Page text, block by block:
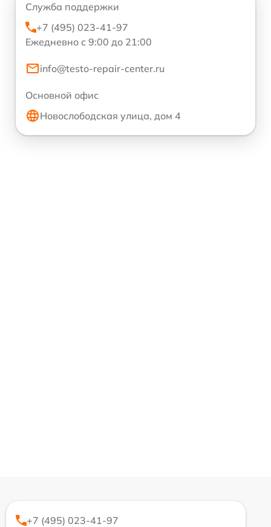
Служба поддержки
+7 (495) 023-41-97
Ежедневно с 9:00 до 21:00
info@testo-repair-center.ru
Основной офис
Новослободская улица, дом 4
+7 (495) 023-41-97